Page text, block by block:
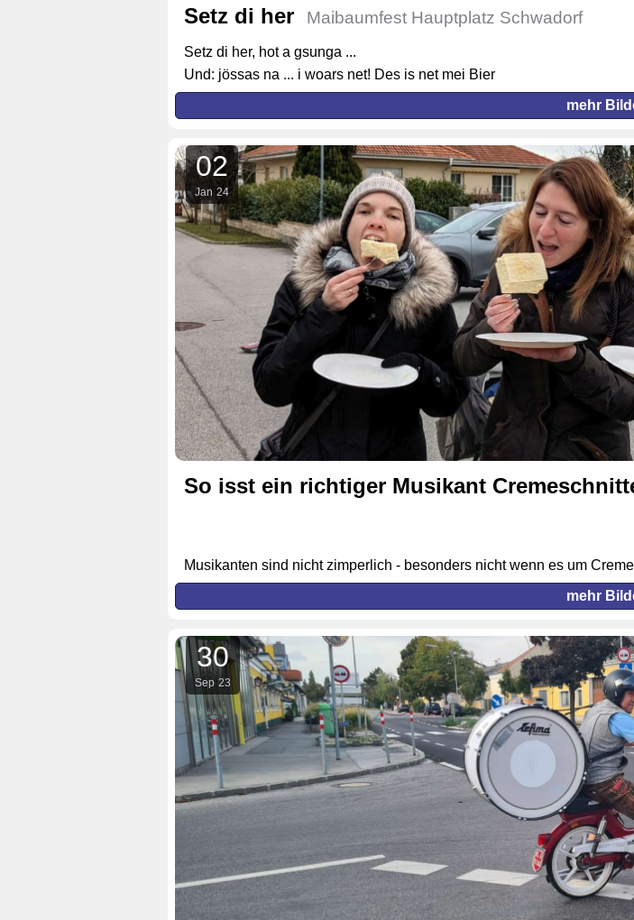
Setz di her Maibaumfest Hauptplatz Schwadorf
Setz di her, hot a gsunga ...
Und: jössas na ... i woars net! Des is net mei Bier
mehr
02
Jan 24
So isst ein richtiger Musikant
Musikanten sind nicht zimperlich - besonders nicht wenn es um
mehr
30
Sep 23